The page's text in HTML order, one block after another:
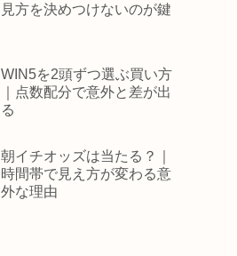
見方を決めつけないのが鍵
WIN5を2頭ずつ選ぶ買い方
｜点数配分で意外と差が出
る
朝イチオッズは当たる？｜
時間帯で見え方が変わる意
外な理由